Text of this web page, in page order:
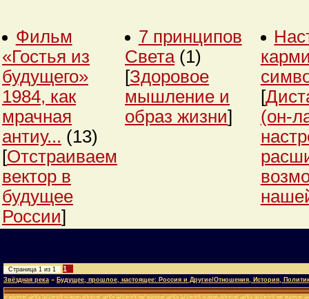
Фильм
«Гостья из
будущего»
1984, как
мрачная
антиу... (13)
[Отстраиваем
вектор в
будущее
России]
7 принципов
Света (1)
[Здоровое
мышление и
образ жизни]
[
(он-
Страница 1 из 1 1
Звёздная река » Будущее, прошлое, настоящее: Россия и Другие/Отношения, История,